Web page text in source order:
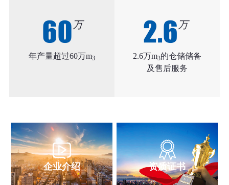
60 万
年产量超过60万m3
2.6 万
2.6万m3的仓储储备
及售后服务
企业介绍 资质证书